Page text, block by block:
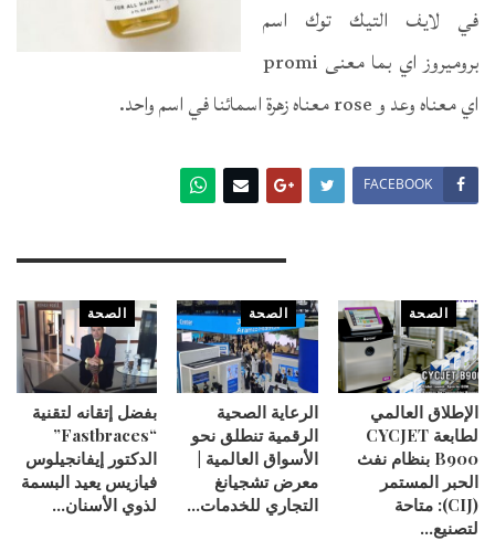
في لايف التيك توك اسم
بروميروز اي بما معنى promi
اي معناه وعد و rose معناه زهرة اسمائنا في اسم واحد.
FACEBOOK
الصحة
الإطلاق العالمي
لطابعة CYCJET
B900 بنظام نفث
الحبر المستمر
(CIJ): متاحة
لتصنيع…
الصحة
الرعاية الصحية
الرقمية تنطلق نحو
الأسواق العالمية |
معرض تشجيانغ
التجاري للخدمات…
الصحة
بفضل إتقانه لتقنية
“Fastbraces”
الدكتور إيفانجيلوس
فيازيس يعيد البسمة
لذوي الأسنان…